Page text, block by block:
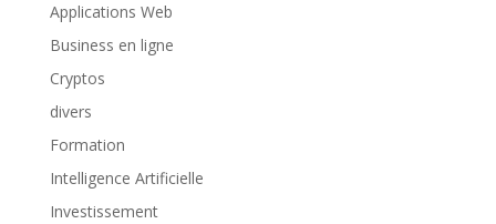
Applications Web
Business en ligne
Cryptos
divers
Formation
Intelligence Artificielle
Investissement